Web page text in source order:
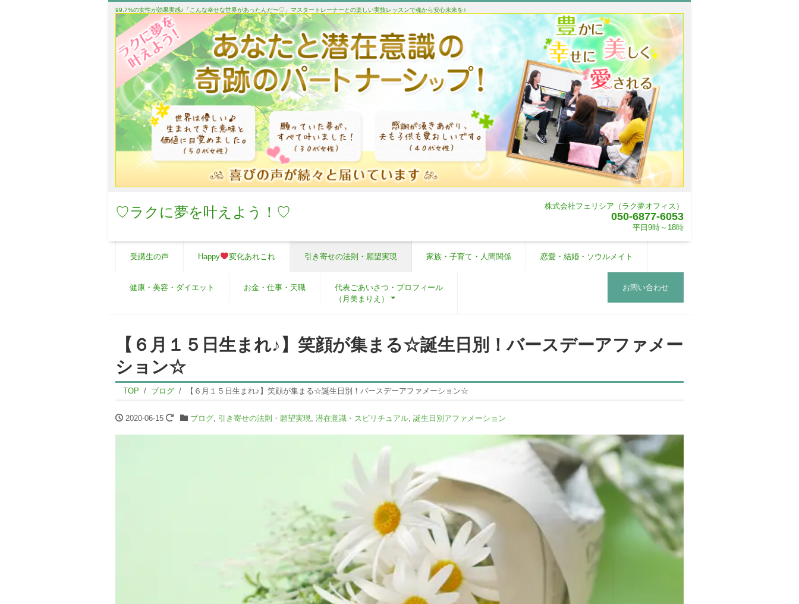
99.7%の女性が効果実感♪「こんな幸せな世界があったんだ〜♡」マスタートレーナーとの楽しい実技レッスンで魂から安心未来を♪
♡ラクに夢を叶えよう！♡ 株式会社フェリシア（ラク夢オフィス）
050-6877-6053
平日9時～18時
受講生の声 Happy 変化あれこれ 引き寄せの法則・願望実現 家族・子育て・人間関係 恋愛・結婚・ソウルメイト
健康・美容・ダイエット お金・仕事・天職
代表ごあいさつ・プロフィール
（月美まりえ）
お問い合わせ
【６月１５日生まれ♪】笑顔が集まる☆誕生日別！バースデーアファメー
ション☆
TOP ブログ 【６月１５日生まれ♪】笑顔が集まる☆誕生日別！バースデーアファメーション☆
2020-06-15 ブログ, 引き寄せの法則・願望実現 潜在意識・スピリチュアル, 誕生日別アファメーション